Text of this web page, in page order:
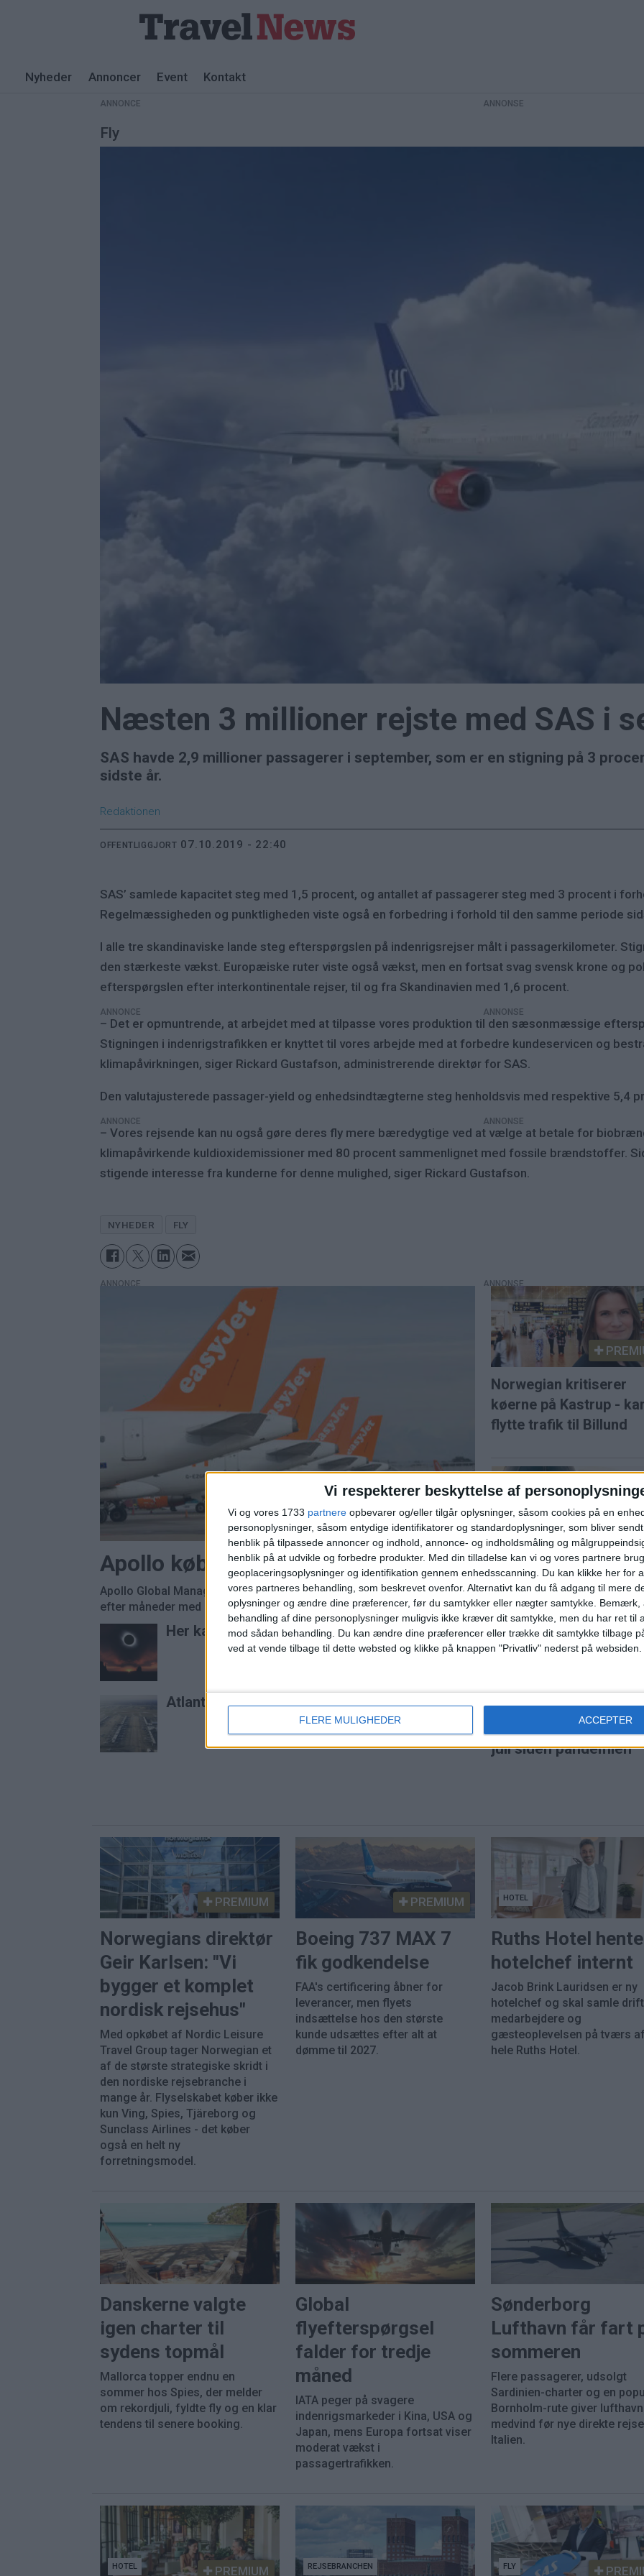
Vi respekterer beskyttelse af
Vi og vores 1733 partnere opbevarer og/eller tilgår oplysninger, såsom cookies på en
personoplysninger, såsom entydige identifikatorer og standardoplysninger, som bliver
henblik på tilpassede annoncer og indhold, annonce- og indholdsmåling og
henblik på at udvikle og forbedre produkter. Med din tilladelse kan vi og vores partnere
geoplaceringsoplysninger og identifikation gennem enhedsscanning. Du kan klikke her for
vores partneres behandling, som beskrevet ovenfor. Alternativt kan du få adgang til mere
oplysninger og ændre dine præferencer, før du samtykker eller nægter samtykke. Bemærk,
behandling af dine personoplysninger muligvis ikke kræver dit samtykke, men du har ret til
mod sådan behandling.
Du kan ændre dine præferencer eller trække dit samtykke tilbage
ved at vende tilbage til dette websted og klikke på knappen "Privatliv" nederst på websiden.
FLERE MULIGHEDER ACCEPTER
Nyheder Annoncer Event Kontakt
ANNONCE
Fly
Næsten 3 millioner rejste med SAS i
SAS havde 2,9 millioner passagerer i september, som er en stigning på 3
sidste år.
Redaktionen
OFFENTLIGGJORT 07.10.2019 - 22:40
SAS’ samlede kapacitet steg med 1,5 procent, og antallet af passagerer steg med 3 procent i
Regelmæssigheden og punktligheden viste også en forbedring i forhold til den samme periode
I alle tre skandinaviske lande steg efterspørgslen på indenrigsrejser målt i passagerkilometer.
den stærkeste vækst. Europæiske ruter viste også vækst, men en fortsat svag svensk krone og
efterspørgslen efter interkontinentale rejser, til og fra Skandinavien med 1,6 procent.
ANNONCE
– Det er opmuntrende, at arbejdet med at tilpasse vores produktion til den sæsonmæssige
Stigningen i indenrigstrafikken er knyttet til vores arbejde med at forbedre kundeservicen og
klimapåvirkningen, siger Rickard Gustafson, administrerende direktør for SAS.
Den valutajusterede passager-yield og enhedsindtægterne steg henholdsvis med respektive 5,4
ANNONCE
– Vores rejsende kan nu også gøre deres fly mere bæredygtige ved at vælge at betale for
klimapåvirkende kuldioxidemissioner med 80 procent sammenlignet med fossile brændstoffer.
stigende interesse fra kunderne for denne mulighed, siger Rickard Gustafson.
NYHEDER FLY
ANNONCE
Apollo køber Easyjet efter budkamp
Apollo Global Management overtager Easyjet for 5,7 milliarder pund
efter måneder med budkamp om det britiske lavprisselskab.
Her kan du opleve total solformørkelse
Atlanta er stadig verdens travleste lufthavn
Norwegian kritiserer
køerne på Kastrup -
flytte trafik til Billund
SAS var Europas
punktlige flyselskab i
Norwegian når højeste
juli siden pandemien
PREMIUM
Norwegians direktør
Geir Karlsen: "Vi
bygger et komplet
nordisk rejsehus"
Med opkøbet af Nordic Leisure
Travel Group tager Norwegian et
af de største strategiske skridt i
den nordiske rejsebranche i
mange år. Flyselskabet køber ikke
kun Ving, Spies, Tjäreborg og
Sunclass Airlines - det køber
også en helt ny
forretningsmodel.
PREMIUM
Boeing 737 MAX 7
fik godkendelse
FAA's certificering åbner for
leverancer, men flyets
indsættelse hos den største
kunde udsættes efter alt at
dømme til 2027.
HOTEL
Ruths Hotel
hotelchef internt
Jacob Brink Lauridsen er ny
hotelchef og skal samle
medarbejdere og
gæsteoplevelsen på tværs af
hele Ruths Hotel.
Danskerne valgte
igen charter til
sydens topmål
Mallorca topper endnu en
sommer hos Spies, der melder
om rekordjuli, fyldte fly og en klar
tendens til senere booking.
Global
flyefterspørgsel
falder for tredje
måned
IATA peger på svagere
indenrigsmarkeder i Kina, USA og
Japan, mens Europa fortsat viser
moderat vækst i
passagertrafikken.
Sønderborg
Lufthavn får fart
sommeren
Flere passagerer, udsolgt
Sardinien-charter og en
Bornholm-rute giver
medvind før nye direkte
Italien.
HOTEL PREMIUM REJSEBRANCHEN FLY